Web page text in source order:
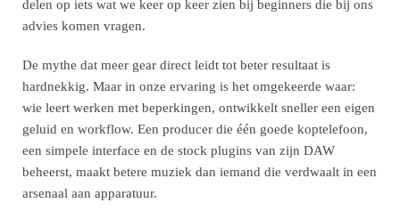
delen op iets wat we keer op keer zien bij beginners die bij ons
advies komen vragen.
De mythe dat meer gear direct leidt tot beter resultaat is
hardnekkig. Maar in onze ervaring is het omgekeerde waar:
wie leert werken met beperkingen, ontwikkelt sneller een eigen
geluid en workflow. Een producer die één goede koptelefoon,
een simpele interface en de stock plugins van zijn DAW
beheerst, maakt betere muziek dan iemand die verdwaalt in een
arsenaal aan apparatuur.